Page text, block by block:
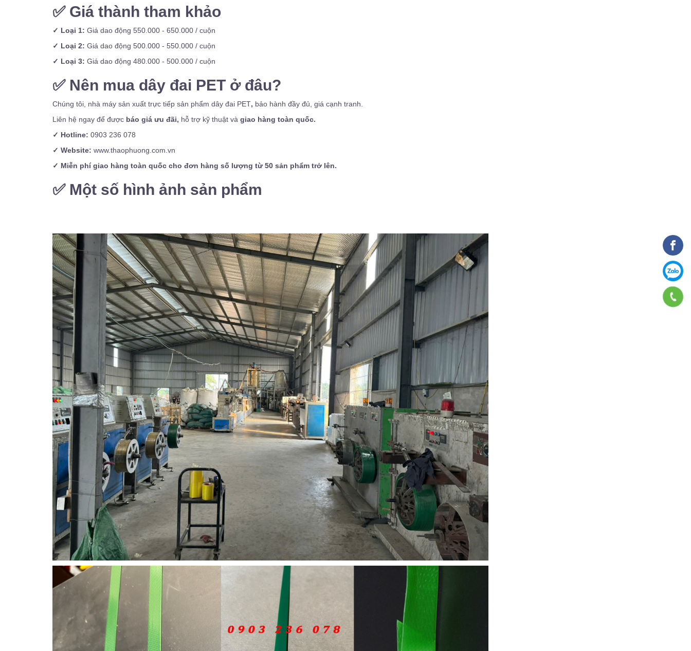
✅Giá thành tham khảo
✓ Loại 1: Giá dao động 550.000 - 650.000 / cuộn
✓ Loại 2: Giá dao động 500.000 - 550.000 / cuộn
✓ Loại 3: Giá dao động 480.000 - 500.000 / cuộn
✅Nên mua dây đai PET ở đâu?
Chúng tôi, nhà máy sản xuất trực tiếp sản phẩm dây đai PET, bảo hành đầy đủ, giá cạnh tranh.
Liên hệ ngay để được báo giá ưu đãi, hỗ trợ kỹ thuật và giao hàng toàn quốc.
✓ Hotline: 0903 236 078
✓ Website: www.thaophuong.com.vn
✓ Miễn phí giao hàng toàn quốc cho đơn hàng số lượng từ 50 sản phẩm trở lên.
✅Một số hình ảnh sản phẩm